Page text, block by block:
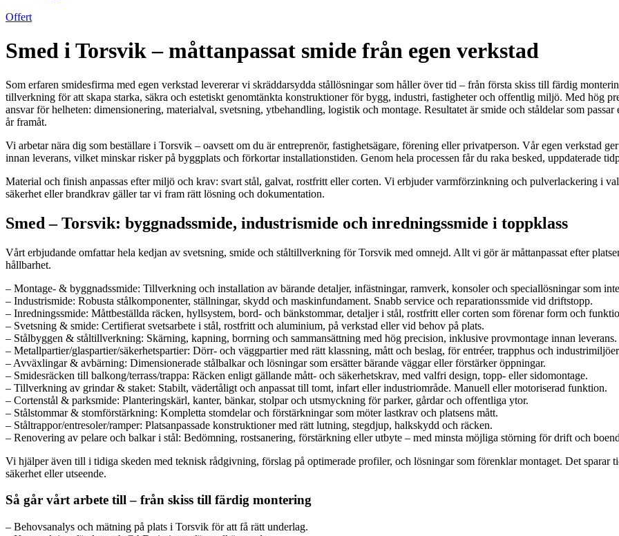
Offert
Smed i Torsvik – måttanpassat smide från egen verkstad
Som erfaren smidesfirma med egen verkstad levererar vi skräddarsydda stållösningar som håller över tid – från första skiss till färdig
tillverkning för att skapa starka, säkra och estetiskt genomtänkta konstruktioner för bygg, industri, fastigheter och offentlig miljö. Med hög
ansvar för helheten: dimensionering, materialval, svetsning, ytbehandling, logistik och montage. Resultatet är smide och ståldelar som
år framåt.
Vi arbetar nära dig som beställare i Torsvik – oavsett om du är entreprenör, fastighetsägare, förening eller privatperson. Vår egen verkstad
innan leverans, vilket minskar risker på byggplats och förkortar installationstiden. Genom hela processen får du raka besked, uppdaterade
Material och finish anpassas efter miljö och krav: svart stål, galvat, rostfritt eller corten. Vi erbjuder varmförzinkning och pulverlackering i
säkerhet eller brandkrav gäller tar vi fram rätt lösning och dokumentation.
Smed – Torsvik: byggnadssmide, industrismide och inredningssmide i toppklass
Vårt erbjudande omfattar hela kedjan av svetsning, smide och ståltillverkning för Torsvik med omnejd. Allt vi gör är måttanpassat efter
hållbarhet.
– Montage- & byggnadssmide: Tillverkning och installation av bärande detaljer, infästningar, ramverk, konsoler och speciallösningar som
– Industrismide: Robusta stålkomponenter, ställningar, skydd och maskinfundament. Snabb service och reparationssmide vid driftstopp.
– Inredningssmide: Måttbeställda räcken, hyllsystem, bord- och bänkstommar, detaljer i stål, rostfritt eller corten som förenar form och
– Svetsning & smide: Certifierat svetsarbete i stål, rostfritt och aluminium, på verkstad eller vid behov på plats.
– Stålbyggen & ståltillverkning: Skärning, kapning, borrning och sammansättning med hög precision, inklusive provmontage innan leverans.
– Metallpartier/glaspartier/säkerhetspartier: Dörr- och väggpartier med rätt klassning, mått och beslag, för entréer, trapphus och
– Avväxlingar & avbärning: Dimensionerade stålbalkar och lösningar som ersätter bärande väggar eller förstärker öppningar.
– Smidesräcken till balkong/terrass/trappa: Räcken enligt gällande mått- och säkerhetskrav, med valfri design, topp- eller sidomontage.
– Tillverkning av grindar & staket: Stabilt, vädertåligt och anpassat till tomt, infart eller industriområde. Manuell eller motoriserad funktion.
– Cortenstål & parksmide: Planteringskärl, kanter, bänkar, stolpar och utsmyckning för parker, gårdar och offentliga ytor.
– Stålstommar & stomförstärkning: Kompletta stomdelar och förstärkningar som möter lastkrav och platsens mått.
– Ståltrappor/entresoler/ramper: Platsanpassade konstruktioner med rätt lutning, stegdjup, halkskydd och räcken.
– Renovering av pelare och balkar i stål: Bedömning, rostsanering, förstärkning eller utbyte – med minsta möjliga störning för drift och
Vi hjälper även till i tidiga skeden med teknisk rådgivning, förslag på optimerade profiler, och lösningar som förenklar montaget. Det sparar
säkerhet eller utseende.
Så går vårt arbete till – från skiss till färdig montering
– Behovsanalys och mätning på plats i Torsvik för att få rätt underlag.